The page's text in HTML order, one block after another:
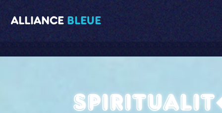
ALLIANCE BLEUE